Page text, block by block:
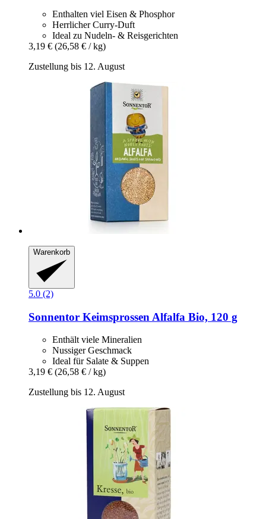
Enthalten viel Eisen & Phosphor
Herrlicher Curry-Duft
Ideal zu Nudeln- & Reisgerichten
3,19 € (26,58 € / kg)
Zustellung bis 12. August
Warenkorb
5.0 (2)
Sonnentor Keimsprossen Alfalfa Bio, 120 g
Enthält viele Mineralien
Nussiger Geschmack
Ideal für Salate & Suppen
3,19 € (26,58 € / kg)
Zustellung bis 12. August